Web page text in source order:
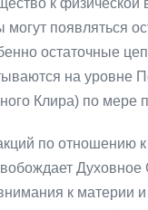
к физической
могут появляться
остаточные
на уровне
Клира) по мере
по отношению
Духовное
к материи и